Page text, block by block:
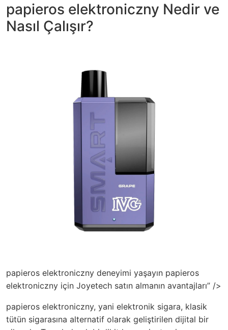
papieros elektroniczny Nedir ve
Nasıl Çalışır?
papieros elektroniczny deneyimi yaşayın papieros
elektroniczny için Joyetech satın almanın avantajları” />
papieros elektroniczny, yani elektronik sigara, klasik
tütün sigarasına alternatif olarak geliştirilen dijital bir